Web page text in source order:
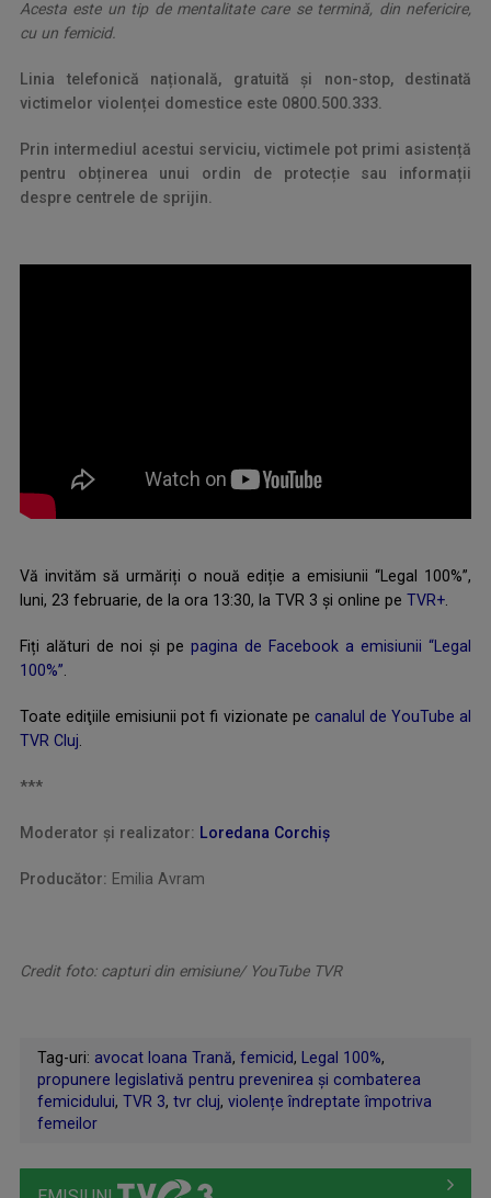
Acesta este un tip de mentalitate care se termină, din nefericire,
cu un femicid.
Linia telefonică națională, gratuită și non-stop, destinată
victimelor violenței domestice este 0800.500.333.
Prin intermediul acestui serviciu, victimele pot primi asistență
pentru obținerea unui ordin de protecție sau informații
despre centrele de sprijin.
Vă invităm să urmăriți o nouă ediție a emisiunii “Legal 100%”,
luni, 23 februarie, de la ora 13:30, la TVR 3 și online pe TVR+.
Fiți alături de noi și pe pagina de Facebook a emisiunii “Legal
100%”.
Toate ediţiile emisiunii pot fi vizionate pe canalul de YouTube al
TVR Cluj.
***
Moderator şi realizator: Loredana Corchiş
Producător: Emilia Avram
Credit foto: capturi din emisiune/ YouTube TVR
Tag-uri: avocat Ioana Trană, femicid, Legal 100%,
propunere legislativă pentru prevenirea și combaterea
femicidului, TVR 3, tvr cluj, violențe îndreptate împotriva
femeilor